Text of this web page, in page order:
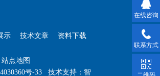
示 技术文章
资料下载
站点地图
号-33 技术支持： 智
在线咨询
联系方式